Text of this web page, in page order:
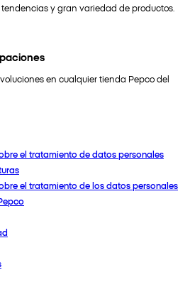
y gran variedad de productos.
en cualquier tienda Pepco del
el tratamiento de datos personales
el tratamiento de los datos personales